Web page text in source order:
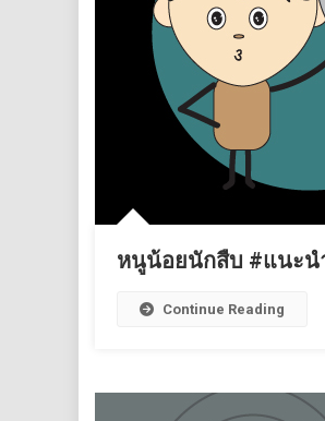
หนูน้อยนักสืบ #แนะน
Continue Reading